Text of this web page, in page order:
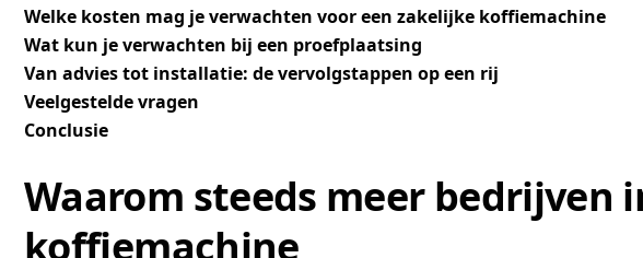
Welke kosten mag je verwachten voor een zakelijke koffiemachine
Wat kun je verwachten bij een proefplaatsing
Van advies tot installatie: de vervolgstappen op een rij
Veelgestelde vragen
Conclusie
Waarom steeds meer bedrijven
koffiemachine